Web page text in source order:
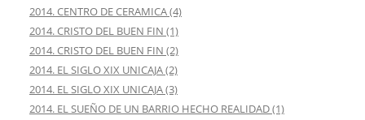
2014. CENTRO DE CERAMICA (4)
2014. CRISTO DEL BUEN FIN (1)
2014. CRISTO DEL BUEN FIN (2)
2014. EL SIGLO XIX UNICAJA (2)
2014. EL SIGLO XIX UNICAJA (3)
2014. EL SUEÑO DE UN BARRIO HECHO REALIDAD (1)